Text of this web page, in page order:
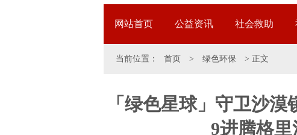
网站首页 公益资讯 社会救助
当前位置： 首页 > 绿色环保 > 正文
「绿色星球」守卫沙
9进腾格